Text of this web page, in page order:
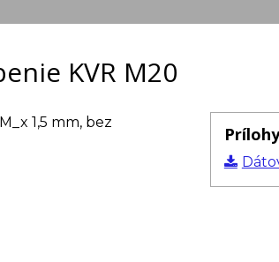
KVR M20
1,5 mm, bez